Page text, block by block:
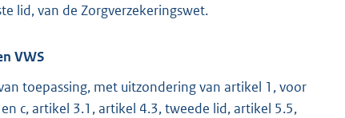
lid, van de Zorgverzekeringswet.
VWS
toepassing, met uitzondering van artikel 1, voor
c, artikel 3.1, artikel 4.3, tweede lid, artikel 5.5,